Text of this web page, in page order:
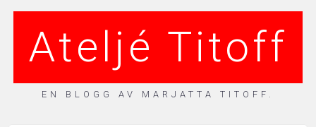
Ateljé Titoff
EN BLOGG AV MARJATTA TITOFF.